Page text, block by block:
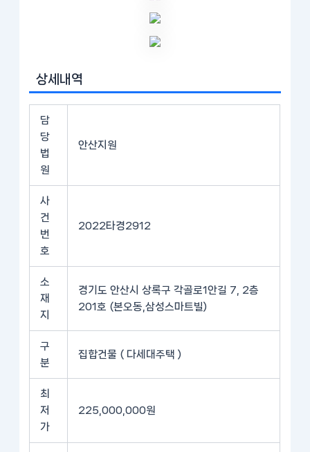
상세내역
담
당
법
원
안산지원
사
건
번
호
2022타경2912
소
재
지
경기도 안산시 상록구 각골로1안길 7, 2층
201호 (본오동,삼성스마트빌)
구
분
집합건물 ( 다세대주택 )
최
저
가
225,000,000원